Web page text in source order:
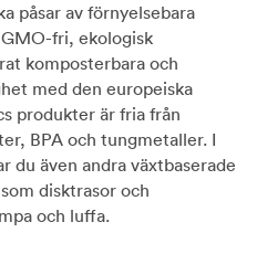
påsar av förnyelsebara
fri, ekologisk
komposterbara och
med den europeiska
produkter är fria från
BPA och tungmetaller. I
även andra växtbaserade
disktrasor och
och luffa.